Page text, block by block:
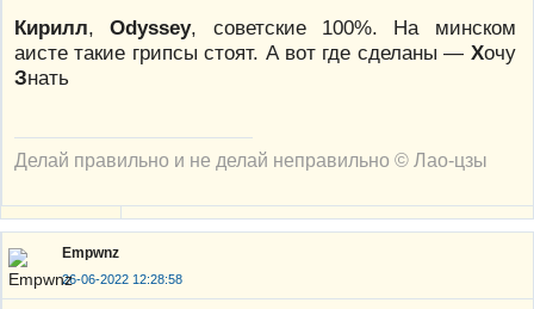
Кирилл,Odyssey, советские 100%. На минском
аисте такие грипсы стоят. А вот где сделаны — Хочу
Знать
Делай правильно и не делай неправильно © Лао-цзы
Empwnz
26-06-2022 12:28:58